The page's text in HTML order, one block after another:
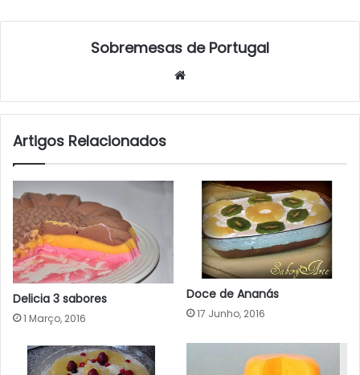
Sobremesas de Portugal
Artigos Relacionados
Delicia 3 sabores
1 Março, 2016
Doce de Ananás
17 Junho, 2016